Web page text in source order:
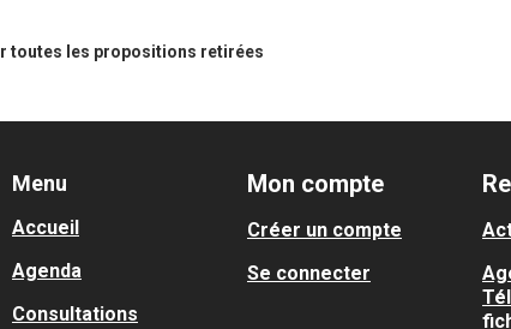
toutes les propositions retirées
Menu
Accueil
Agenda
Consultations
Mon compte
Créer un compte
Se connecter